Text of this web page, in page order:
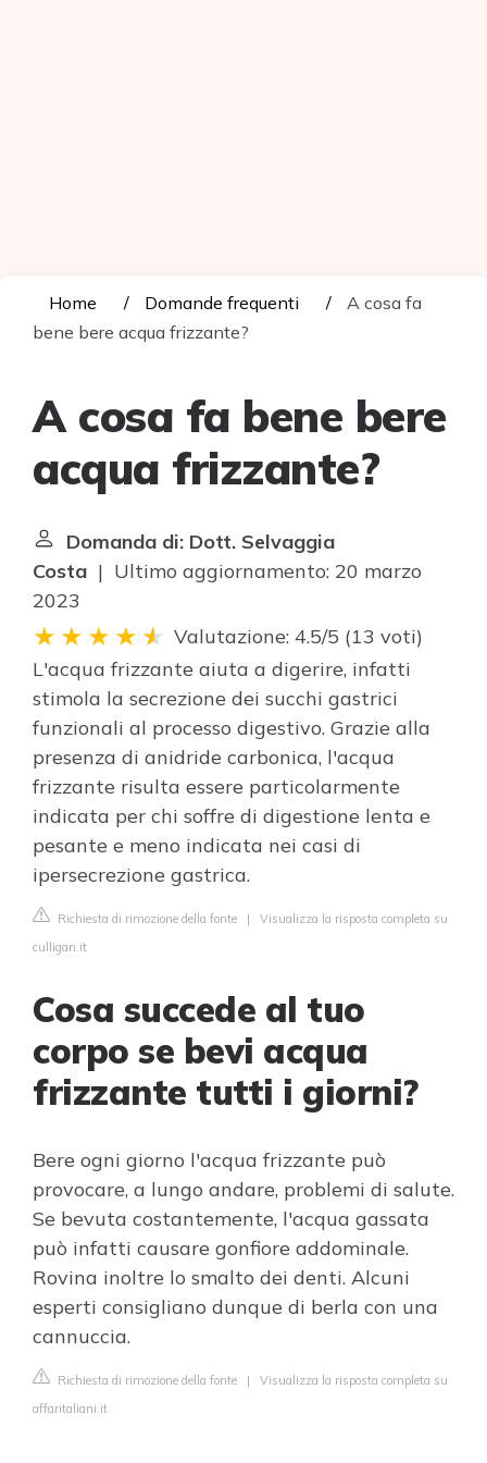
Home Domande frequenti
A cosa fa
bene bere acqua frizzante?
A cosa fa bene bere
acqua frizzante?
Domanda di: Dott. Selvaggia
Costa | Ultimo aggiornamento: 20 marzo
2023
Valutazione: 4.5/5 (13 voti)
L'acqua frizzante aiuta a digerire, infatti
stimola la secrezione dei succhi gastrici
funzionali al processo digestivo. Grazie alla
presenza di anidride carbonica, l'acqua
frizzante risulta essere particolarmente
indicata per chi soffre di digestione lenta e
pesante e meno indicata nei casi di
ipersecrezione gastrica.
Richiesta di rimozione della fonte | Visualizza la risposta completa su
culligan.it
Cosa succede al tuo
corpo se bevi acqua
frizzante tutti i giorni?
Bere ogni giorno l'acqua frizzante può
provocare, a lungo andare, problemi di salute.
Se bevuta costantemente, l'acqua gassata
può infatti causare gonfiore addominale.
Rovina inoltre lo smalto dei denti. Alcuni
esperti consigliano dunque di berla con una
cannuccia.
Richiesta di rimozione della fonte | Visualizza la risposta completa su
affaritaliani.it